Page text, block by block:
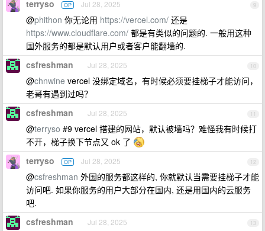
9
terryso OP Jul 28, 2025
@phithon 你无论用 https://vercel.com/ 还是
https://www.cloudflare.com/ 都是有类似的问题的. 一般用这种
国外服务的都是默认用户或者客户能翻墙的.
10
csfreshman Jul 28, 2025
@chnwine vercel 没绑定域名，有时候必须要挂梯子才能访问，
老哥有遇到过吗？
11
csfreshman Jul 28, 2025
@terryso #9 vercel 搭建的网站，默认被墙吗？难怪我有时候打
不开，梯子换下节点又 ok 了
12
terryso OP Jul 28, 2025
@csfreshman 外国的服务都这样的, 你就默认当需要挂梯子才能
访问吧. 如果你服务的用户大部分在国内, 还是用国内的云服务
吧.
13
csfreshman Jul 28, 2025